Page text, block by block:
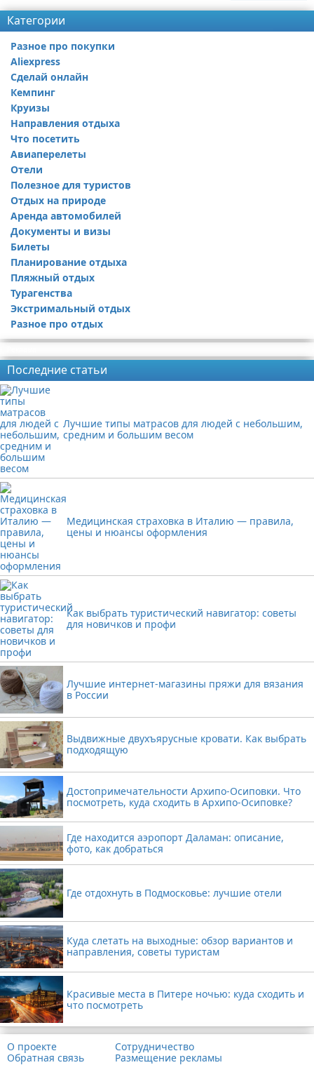
Категории
Разное про покупки
Aliexpress
Сделай онлайн
Кемпинг
Круизы
Направления отдыха
Что посетить
Авиаперелеты
Отели
Полезное для туристов
Отдых на природе
Аренда автомобилей
Документы и визы
Билеты
Планирование отдыха
Пляжный отдых
Турагенства
Экстримальный отдых
Разное про отдых
Последние статьи
Лучшие типы матрасов для людей с небольшим,
средним и большим весом
Медицинская страховка в Италию — правила,
цены и нюансы оформления
Как выбрать туристический навигатор: советы
для новичков и профи
Лучшие интернет-магазины пряжи для вязания
в России
Выдвижные двухъярусные кровати. Как выбрать
подходящую
Достопримечательности Архипо-Осиповки. Что
посмотреть, куда сходить в Архипо-Осиповке?
Где находится аэропорт Даламан: описание,
фото, как добраться
Где отдохнуть в Подмосковье: лучшие отели
Куда слетать на выходные: обзор вариантов и
направления, советы туристам
Красивые места в Питере ночью: куда сходить и
что посмотреть
О проекте
Обратная связь
Сотрудничество
Размещение рекламы